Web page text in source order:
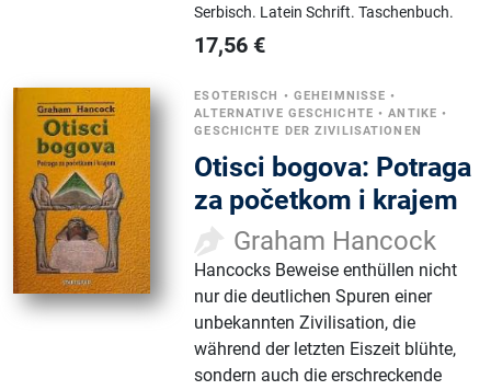
Serbisch. Latein Schrift.Taschenbuch.
17,56 €
ESOTERISCH • GEHEIMNISSE •
ALTERNATIVE GESCHICHTE •ANTIKE •
GESCHICHTE DER ZIVILISATIONEN
Otisci bogova: Potraga
za početkom i krajem
Graham Hancock
Hancocks Beweise enthüllen nicht
nur die deutlichen Spuren einer
unbekannten Zivilisation, die
während der letzten Eiszeit blühte,
sondern auch die erschreckende